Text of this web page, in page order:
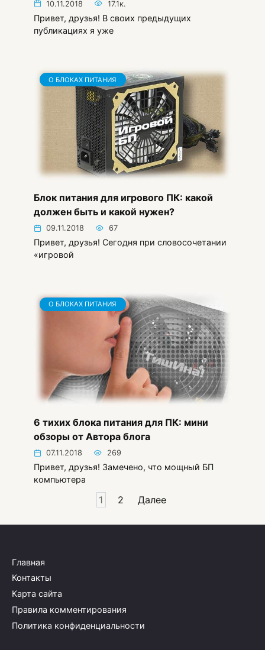
10.11.2018 17.1к.
Привет, друзья! В своих предыдущих
публикациях я уже
О БЛОКАХ ПИТАНИЯ
Блок питания для игрового ПК: какой
должен быть и какой нужен?
09.11.2018 67
Привет, друзья! Сегодня при словосочетании
«игровой
О БЛОКАХ ПИТАНИЯ
6 тихих блока питания для ПК: мини
обзоры от Автора блога
07.11.2018 269
Привет, друзья! Замечено, что мощный БП
компьютера
1 2 Далее
Главная
Контакты
Карта сайта
Правила комментирования
Политика конфиденциальности